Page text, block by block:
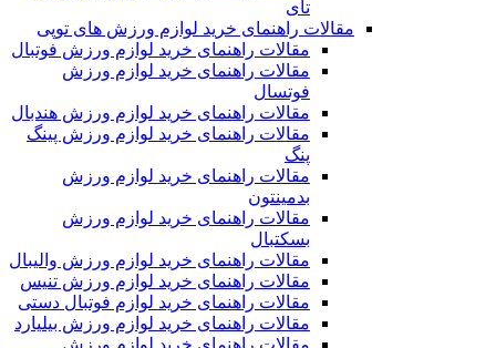
تای
مقالات راهنمای خرید لوازم ورزش های توپی
مقالات راهنمای خرید لوازم ورزش فوتبال
مقالات راهنمای خرید لوازم ورزش
فوتسال
مقالات راهنمای خرید لوازم ورزش هندبال
مقالات راهنمای خرید لوازم ورزش پینگ
پنگ
مقالات راهنمای خرید لوازم ورزش
بدمینتون
مقالات راهنمای خرید لوازم ورزش
بسکتبال
مقالات راهنمای خرید لوازم ورزش والیبال
مقالات راهنمای خرید لوازم ورزش تنیس
مقالات راهنمای خرید لوازم فوتبال دستی
مقالات راهنمای خرید لوازم ورزش بیلیارد
مقالات راهنمای خرید لوازم ورزش